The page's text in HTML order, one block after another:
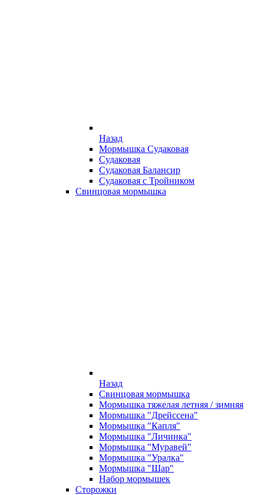
Назад
Мормышка Судаковая
Судаковая
Судаковая Балансир
Судаковая с Тройником
Свинцовая мормышка
Назад
Свинцовая мормышка
Мормышка тяжелая летняя / зимняя
Мормышка "Дрейссена"
Мормышка "Капля"
Мормышка "Личинка"
Мормышка "Муравей"
Мормышка "Уралка"
Мормышка "Шар"
Набор мормышек
Сторожки